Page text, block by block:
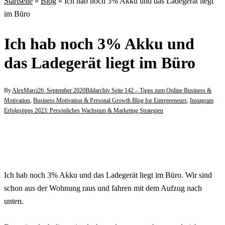
im Büro
Ich hab noch 3% Akku und
das Ladegerät liegt im Büro
ByAlexMarci26. September 2020Bildarchiv Seite 142 – Tipps zum Online Business &
Motivation, Business Motivation & Personal Growth Blog for Entrepreneurs, Instagram
Erfolgstipps 2023: Persönliches Wachstum & Marketing Strategien
Ich hab noch 3% Akku und das Ladegerät liegt im Büro. Wir sind
schon aus der Wohnung raus und fahren mit dem Aufzug nach
unten.